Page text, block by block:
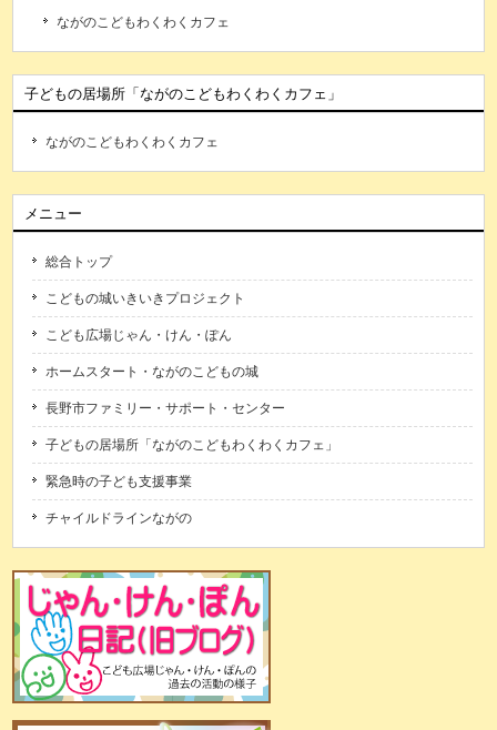
ながのこどもわくわくカフェ
子どもの居場所「ながのこどもわくわくカフェ」
ながのこどもわくわくカフェ
メニュー
総合トップ
こどもの城いきいきプロジェクト
こども広場じゃん・けん・ぽん
ホームスタート・ながのこどもの城
長野市ファミリー・サポート・センター
子どもの居場所「ながのこどもわくわくカフェ」
緊急時の子ども支援事業
チャイルドラインながの